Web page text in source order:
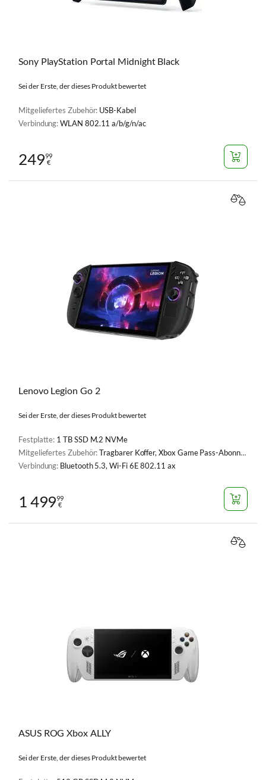
Sony PlayStation Portal Midnight Black
Sei der Erste, der dieses Produkt bewertet
Mitgeliefertes Zubehör: USB-Kabel
Verbindung:WLAN 802.11 a/b/g/n/ac
24999
€
Lenovo Legion Go 2
Sei der Erste, der dieses Produkt bewertet
Festplatte: 1 TB SSD M.2 NVMe
Mitgeliefertes Zubehör:Tragbarer Koffer, Xbox Game Pass-Abonnement (3-Monats-Abonnement)
Verbindung: Bluetooth 5.3, Wi-Fi 6E 802.11 ax
1 49999
€
ASUS ROG Xbox ALLY
Sei der Erste, der dieses Produkt bewertet